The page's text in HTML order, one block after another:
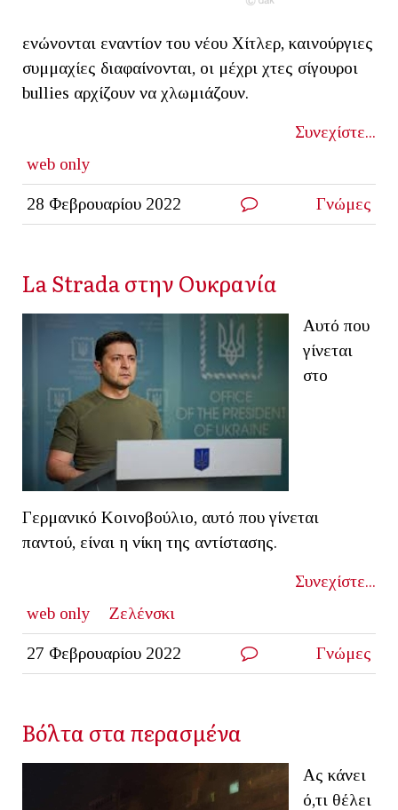
ενώνονται εναντίον του νέου Χίτλερ, καινούργιες
συμμαχίες διαφαίνονται, οι μέχρι χτες σίγουροι
bullies αρχίζουν να χλωμιάζουν.
Συνεχίστε...
web only
28 Φεβρουαρίου 2022 Γνώμες
La Strada στην Ουκρανία
Αυτό που
γίνεται
στο
Γερμανικό Κοινοβούλιο, αυτό που γίνεται
παντού, είναι η νίκη της αντίστασης.
Συνεχίστε...
web only
Ζελένσκι
27 Φεβρουαρίου 2022 Γνώμες
Βόλτα στα περασμένα
Ας κάνει
ό,τι θέλει